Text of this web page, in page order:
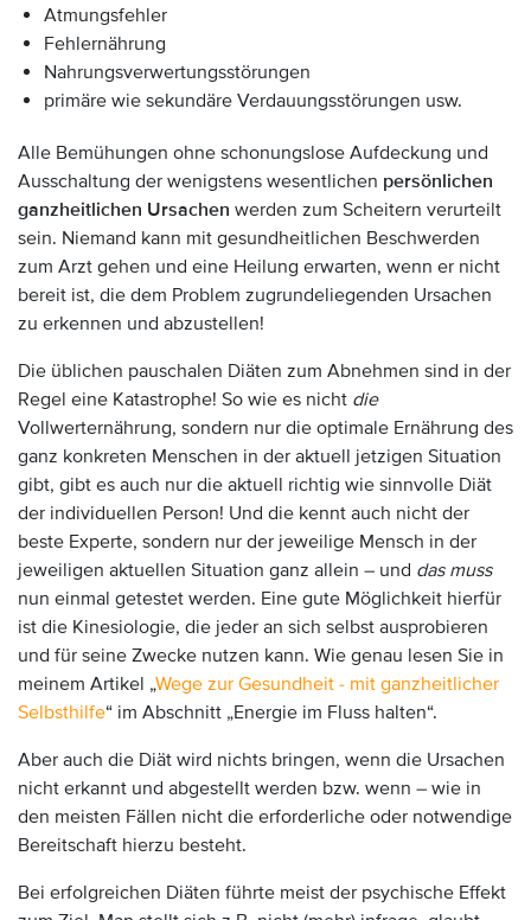
Atmungsfehler
Fehlernährung
Nahrungsverwertungsstörungen
primäre wie sekundäre Verdauungsstörungen usw.
Alle Bemühungen ohne schonungslose Aufdeckung und
Ausschaltung der wenigstens wesentlichen persönlichen
ganzheitlichen Ursachen werden zum Scheitern verurteilt
sein. Niemand kann mit gesundheitlichen Beschwerden
zum Arzt gehen und eine Heilung erwarten, wenn er nicht
bereit ist, die dem Problem zugrundeliegenden Ursachen
zu erkennen und abzustellen!
Die üblichen pauschalen Diäten zum Abnehmen sind in der
Regel eine Katastrophe! So wie es nicht die
Vollwerternährung, sondern nur die optimale Ernährung des
ganz konkreten Menschen in der aktuell jetzigen Situation
gibt, gibt es auch nur die aktuell richtig wie sinnvolle Diät
der individuellen Person! Und die kennt auch nicht der
beste Experte, sondern nur der jeweilige Mensch in der
jeweiligen aktuellen Situation ganz allein – und das muss
nun einmal getestet werden. Eine gute Möglichkeit hierfür
ist die Kinesiologie, die jeder an sich selbst ausprobieren
und für seine Zwecke nutzen kann. Wie genau lesen Sie in
meinem Artikel „Wege zur Gesundheit - mit ganzheitlicher
Selbsthilfe“ im Abschnitt „Energie im Fluss halten“.
Aber auch die Diät wird nichts bringen, wenn die Ursachen
nicht erkannt und abgestellt werden bzw. wenn – wie in
den meisten Fällen nicht die erforderliche oder notwendige
Bereitschaft hierzu besteht.
Bei erfolgreichen Diäten führte meist der psychische Effekt